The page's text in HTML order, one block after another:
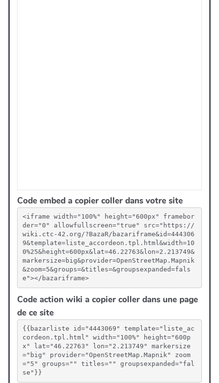
Code embed a copier coller dans votre site
<iframe width="100%" height="600px" framebor
der="0" allowfullscreen="true" src="https://
wiki.ctc-42.org/?BazaR/bazariframe&id=444306
9&template=liste_accordeon.tpl.html&width=10
0%25&height=600px&lat=46.22763&lon=2.213749&
markersize=big&provider=OpenStreetMap.Mapnik
&zoom=5&groups=&titles=&groupsexpanded=fals
e"></bazariframe>
Code action wiki a copier coller dans une page
de ce site
{{bazarliste id="4443069" template="liste_ac
cordeon.tpl.html" width="100%" height="600p
x" lat="46.22763" lon="2.213749" markersize
="big" provider="OpenStreetMap.Mapnik" zoom
="5" groups="" titles="" groupsexpanded="fal
se"}}